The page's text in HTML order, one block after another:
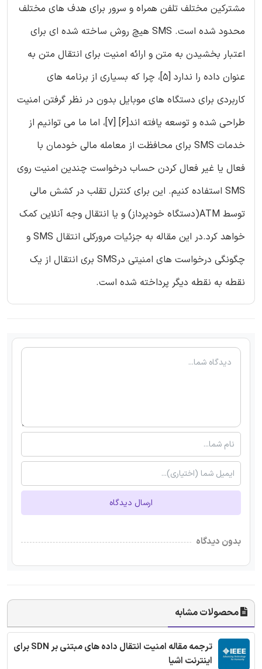
مشترکین مختلف تلفن همراه و سرور برای هدف های مختلف
محدود شده است. SMS هیچ روش ساخته شده ای برای
اعتبار بخشیدن به متن و ارائه امنیت برای انتقال متن به
عنوان داده را ندارد [5]، چرا که بسیاری از برنامه های
کاربردی برای دستگاه های موبایل بدون در نظر گرفتن امنیت
طراحی شده و توسعه یافته اند[6] [7]، اما ما می توانیم از
خدمات SMS برای محافظت از معامله مالی خودمان با
فعال یا غیر فعال کردن حساب درخواست چندین امنیت روی
SMS استفاده کنیم. این برای کنترل تقلب در کشش مالی
توسط ATM(دستگاه خودپرداز) و یا انتقال وجه آنلاین کمک
خواهد کرد.در این مقاله به جزئیات مرورکلی انتقال SMS و
چگونگی درخواست های امنیتی درSMS بری انتقال از یک
نقطه به نقطه دیگر پرداخته شده است.
ارسال دیدگاه
بدون دیدگاه
محصولات مشابه
ترجمه مقاله امنیت انتقال داده های مبتنی بر SDN برای
اینترنت اشیا